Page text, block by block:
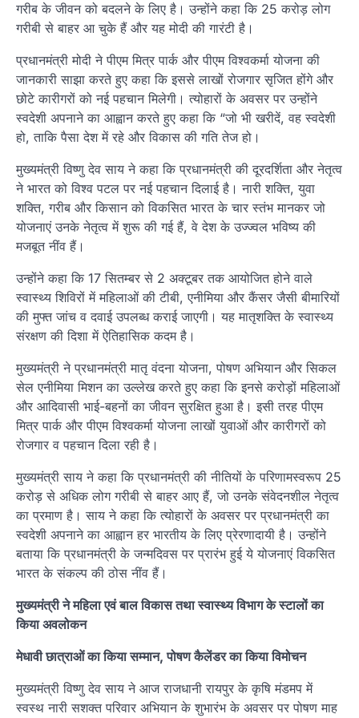
गरीब के जीवन को बदलने के लिए है। उन्होंने कहा कि 25 करोड़ लोग
गरीबी से बाहर आ चुके हैं और यह मोदी की गारंटी है।
प्रधानमंत्री मोदी ने पीएम मित्र पार्क और पीएम विश्वकर्मा योजना की
जानकारी साझा करते हुए कहा कि इससे लाखों रोजगार सृजित होंगे और
छोटे कारीगरों को नई पहचान मिलेगी। त्योहारों के अवसर पर उन्होंने
स्वदेशी अपनाने का आह्वान करते हुए कहा कि “जो भी खरीदें, वह स्वदेशी
हो, ताकि पैसा देश में रहे और विकास की गति तेज हो।
मुख्यमंत्री विष्णु देव साय ने कहा कि प्रधानमंत्री की दूरदर्शिता और नेतृत्व
ने भारत को विश्व पटल पर नई पहचान दिलाई है। नारी शक्ति, युवा
शक्ति, गरीब और किसान को विकसित भारत के चार स्तंभ मानकर जो
योजनाएं उनके नेतृत्व में शुरू की गई हैं, वे देश के उज्ज्वल भविष्य की
मजबूत नींव हैं।
उन्होंने कहा कि 17 सितम्बर से 2 अक्टूबर तक आयोजित होने वाले
स्वास्थ्य शिविरों में महिलाओं की टीबी, एनीमिया और कैंसर जैसी बीमारियों
की मुफ्त जांच व दवाई उपलब्ध कराई जाएगी। यह मातृशक्ति के स्वास्थ्य
संरक्षण की दिशा में ऐतिहासिक कदम है।
मुख्यमंत्री ने प्रधानमंत्री मातृ वंदना योजना, पोषण अभियान और सिकल
सेल एनीमिया मिशन का उल्लेख करते हुए कहा कि इनसे करोड़ों महिलाओं
और आदिवासी भाई-बहनों का जीवन सुरक्षित हुआ है। इसी तरह पीएम
मित्र पार्क और पीएम विश्वकर्मा योजना लाखों युवाओं और कारीगरों को
रोजगार व पहचान दिला रही है।
मुख्यमंत्री साय ने कहा कि प्रधानमंत्री की नीतियों के परिणामस्वरूप 25
करोड़ से अधिक लोग गरीबी से बाहर आए हैं, जो उनके संवेदनशील नेतृत्व
का प्रमाण है। साय ने कहा कि त्योहारों के अवसर पर प्रधानमंत्री का
स्वदेशी अपनाने का आह्वान हर भारतीय के लिए प्रेरणादायी है। उन्होंने
बताया कि प्रधानमंत्री के जन्मदिवस पर प्रारंभ हुई ये योजनाएं विकसित
भारत के संकल्प की ठोस नींव हैं।
मुख्यमंत्री ने महिला एवं बाल विकास तथा स्वास्थ्य विभाग के स्टालों का
किया अवलोकन
मेधावी छात्राओं का किया सम्मान, पोषण कैलेंडर का किया विमोचन
मुख्यमंत्री विष्णु देव साय ने आज राजधानी रायपुर के कृषि मंडमप में
स्वस्थ नारी सशक्त परिवार अभियान के शुभारंभ के अवसर पर पोषण माह